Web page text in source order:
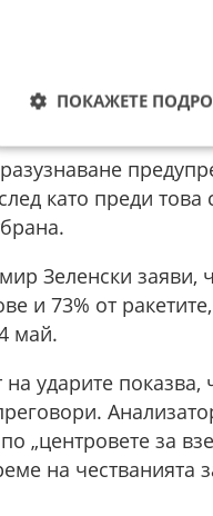
пристанищна
и
област са
като преди
Зеленски заяви,
и 73% от
май.
ударите показва,
„центровете за
на честванията
ПОКАЖЕТЕ